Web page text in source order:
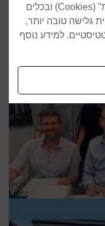
באתר זה נעשה שימוש בקובצי "עוגיות" (Cookies) ובכלים
גלישה טובה יותר,
למידע נוסף